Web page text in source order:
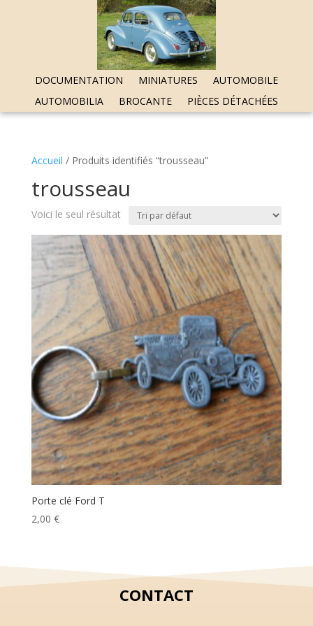
DOCUMENTATION MINIATURES
AUTOMOBILE
AUTOMOBILIA
BROCANTE PIÈCES DÉTACHÉES
Accueil / Produits identifiés “trousseau”
trousseau
Voici le seul résultat
Porte clé Ford T
2,00 €
CONTACT